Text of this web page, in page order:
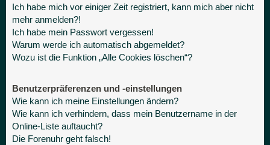
Ich habe mich vor einiger Zeit registriert, kann mich aber nicht
mehr anmelden?!
Ich habe mein Passwort vergessen!
Warum werde ich automatisch abgemeldet?
Wozu ist die Funktion „Alle Cookies löschen“?
Benutzerpräferenzen und -einstellungen
Wie kann ich meine Einstellungen ändern?
Wie kann ich verhindern, dass mein Benutzername in der
Online-Liste auftaucht?
Die Forenuhr geht falsch!